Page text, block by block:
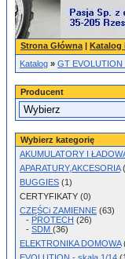
Strona Główna | Katalog
Katalog » GT EVOLUTION
Producent
Wybierz kategorię
AKUMULATORY I
APARATURY,AKCESORIA
BUGGIES (1)
CERTYFIKATY (0)
CZĘŚCi ZAMIENNE (63)
- PROTECH (26)
- SDM (36)
ELEKTRONIKA DOMOWA